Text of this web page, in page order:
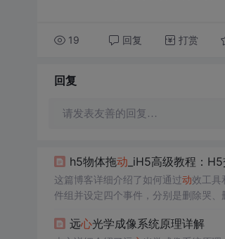
19 回复 打赏
回复
请发表友善的回复…
h5物体拖动 _iH5高级教程：
这篇博客详细介绍了如何通过动效工具
件组并设定四个事件，分别是删除哭、
事件。
远心光学成像系统原理详解